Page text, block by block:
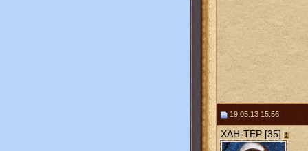
19.05.13 15:56
ХАН-ТЕР [35]